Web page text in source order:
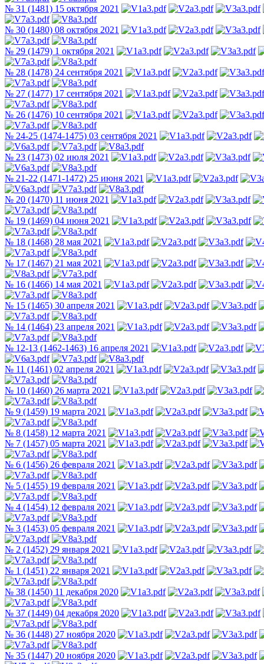
№ 31 (1481) 15 октября 2021
№ 30 (1480) 08 октября 2021
№ 29 (1479) 1 октября 2021
№ 28 (1478) 24 сентября 2021
№ 27 (1477) 17 сентября 2021
№ 26 (1476) 10 сентября 2021
№ 24-25 (1474-1475) 03 сентября 2021
№ 23 (1473) 02 июля 2021
№ 21-22 (1471-1472) 25 июня 2021
№ 20 (1470) 11 июня 2021
№ 19 (1469) 04 июня 2021
№ 18 (1468) 28 мая 2021
№ 17 (1467) 21 мая 2021
№ 16 (1466) 14 мая 2021
№ 15 (1465) 30 апреля 2021
№ 14 (1464) 23 апреля 2021
№ 12-13 (1462-1463) 16 апреля 2021
№ 11 (1461) 02 апреля 2021
№ 10 (1460) 26 марта 2021
№ 9 (1459) 19 марта 2021
№ 8 (1458) 12 марта 2021
№ 7 (1457) 05 марта 2021
№ 6 (1456) 26 февраля 2021
№ 5 (1455) 19 февраля 2021
№ 4 (1454) 12 февраля 2021
№ 3 (1453) 05 февраля 2021
№ 2 (1452) 29 января 2021
№ 1 (1451) 22 января 2021
№ 38 (1450) 11 декабря 2020
№ 37 (1449) 04 декабря 2020
№ 36 (1448) 27 ноября 2020
№ 35 (1447) 20 ноября 2020